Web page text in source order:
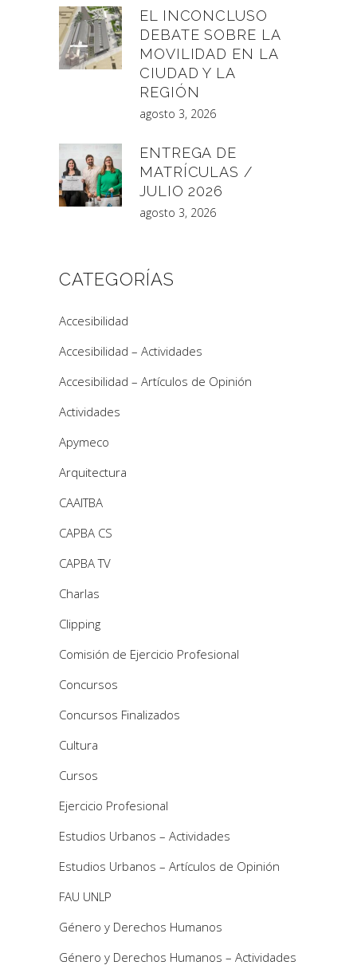
EL INCONCLUSO
DEBATE SOBRE LA
MOVILIDAD EN LA
CIUDAD Y LA
REGIÓN
agosto 3, 2026
ENTREGA DE
MATRÍCULAS /
JULIO 2026
agosto 3, 2026
CATEGORÍAS
Accesibilidad
Accesibilidad – Actividades
Accesibilidad – Artículos de Opinión
Actividades
Apymeco
Arquitectura
CAAITBA
CAPBA CS
CAPBA TV
Charlas
Clipping
Comisión de Ejercicio Profesional
Concursos
Concursos Finalizados
Cultura
Cursos
Ejercicio Profesional
Estudios Urbanos – Actividades
Estudios Urbanos – Artículos de Opinión
FAU UNLP
Género y Derechos Humanos
Género y Derechos Humanos – Actividades